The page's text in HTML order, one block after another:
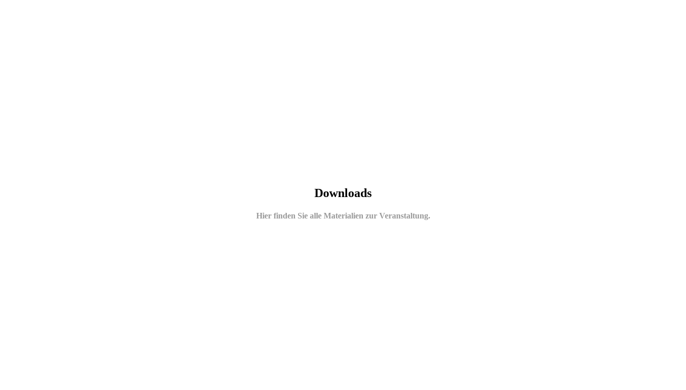
Downloads
Hier finden Sie alle Materialien zur Veranstaltung.